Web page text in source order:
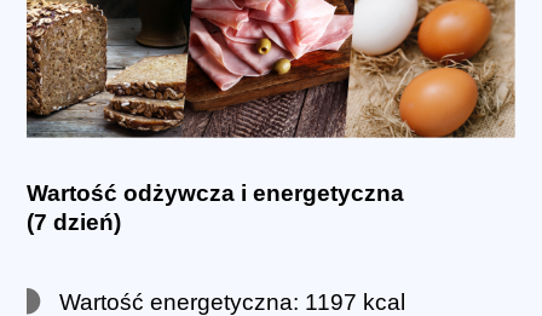
Wartość odżywcza i energetyczna
(7 dzień)
Wartość energetyczna: 1197 kcal